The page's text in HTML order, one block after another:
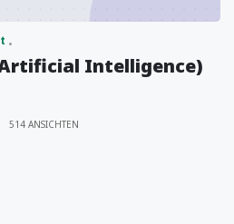
Intelligence)
514 ANSICHTEN